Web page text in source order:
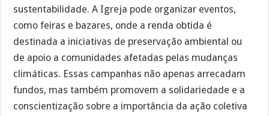
sustentabilidade. A Igreja pode organizar eventos,
como feiras e bazares, onde a renda obtida é
destinada a iniciativas de preservação ambiental ou
de apoio a comunidades afetadas pelas mudanças
climáticas. Essas campanhas não apenas arrecadam
fundos, mas também promovem a solidariedade e a
conscientização sobre a importância da ação coletiva